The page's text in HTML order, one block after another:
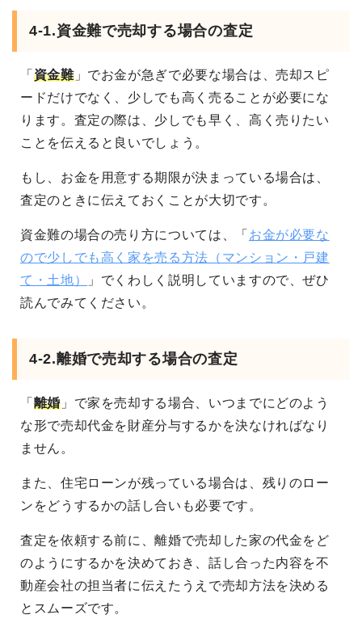
4-1.資金難で売却する場合の査定
「 資金難」でお金が急ぎで必要な場合は、売却スピ
ードだけでなく、少しでも高く売ることが必要にな
ります。査定の際は、少しでも早く、高く売りたい
ことを伝えると良いでしょう。
もし、お金を用意する期限が決まっている場合は、
査定のときに伝えておくことが大切です。
資金難の場合の売り方については、「 お金が必要な
ので少しでも高く家を売る方法（マンション・戸建
て・土地）
」でくわしく説明していますので、ぜひ
読んでみてください。
4-2.離婚で売却する場合の査定
「 離婚」で家を売却する場合、いつまでにどのよう
な形で売却代金を財産分与するかを決なければなり
ません。
また、住宅ローンが残っている場合は、残りのロー
ンをどうするかの話し合いも必要です。
査定を依頼する前に、離婚で売却した家の代金をど
のようにするかを決めておき、話し合った内容を不
動産会社の担当者に伝えたうえで売却方法を決める
とスムーズです。